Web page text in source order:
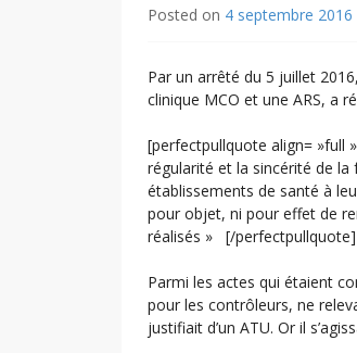
Posted on 4 septembre 2016
Par un arrêté du 5 juillet
clinique MCO et une ARS, a
[perfectpullquote align= »full
régularité et la sincérité de
établissements de santé à
pour objet, ni pour effet de
réalisés » [/perfectpullquote]
Parmi les actes qui étaient
pour les contrôleurs, ne
justifiait d’un ATU. Or il